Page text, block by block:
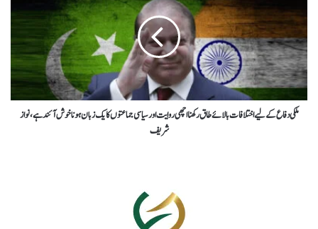
ملکی دفاع کے لیے اختلافات بالائے طاق رکھنا اچھی روایت اور سیاسی جماعتوں کا یک زبان ہونا خوش آئند ہے، نواز
شریف